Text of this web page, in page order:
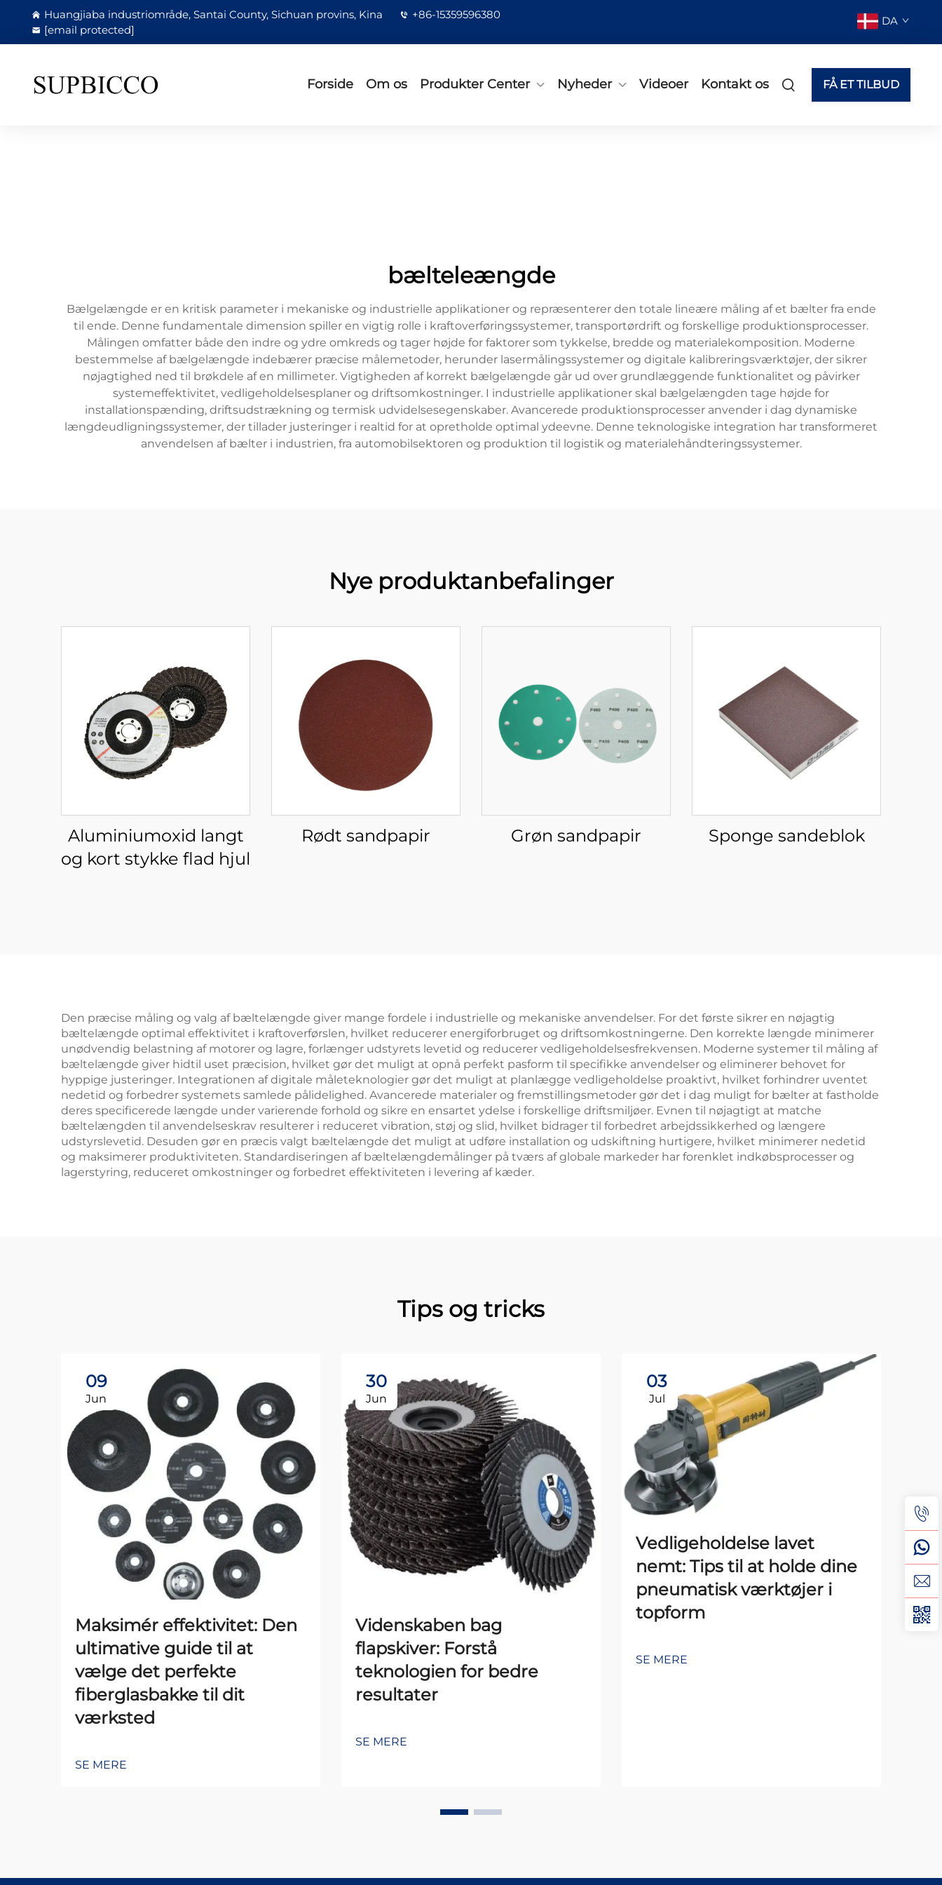
Huangjiaba industriområde, Santai County, Sichuan provins, Kina
+86-15359596380
[email protected]
DA
Forside Om os Produkter Center Nyheder Videoer Kontakt os FÅ ET TILBUD
bælteleængde
Bælgelængde er en kritisk parameter i mekaniske og industrielle applikationer og repræsenterer den totale lineære måling af et bælter fra ende
til ende. Denne fundamentale dimension spiller en vigtig rolle i kraftoverføringssystemer, transportørdrift og forskellige produktionsprocesser.
Målingen omfatter både den indre og ydre omkreds og tager højde for faktorer som tykkelse, bredde og materialekomposition. Moderne
bestemmelse af bælgelængde indebærer præcise målemetoder, herunder lasermålingssystemer og digitale kalibreringsværktøjer, der sikrer
nøjagtighed ned til brøkdele af en millimeter. Vigtigheden af korrekt bælgelængde går ud over grundlæggende funktionalitet og påvirker
systemeffektivitet, vedligeholdelsesplaner og driftsomkostninger. I industrielle applikationer skal bælgelængden tage højde for
installationspænding, driftsudstrækning og termisk udvidelsesegenskaber. Avancerede produktionsprocesser anvender i dag dynamiske
længdeudligningssystemer, der tillader justeringer i realtid for at opretholde optimal ydeevne. Denne teknologiske integration har transformeret
anvendelsen af bælter i industrien, fra automobilsektoren og produktion til logistik og materialehåndteringssystemer.
Nye produktanbefalinger
Aluminiumoxid langt
og kort stykke flad hjul
Rødt sandpapir Grøn sandpapir Sponge sandeblok
Den præcise måling og valg af bæltelængde giver mange fordele i industrielle og mekaniske anvendelser. For det første sikrer en nøjagtig
bæltelængde optimal effektivitet i kraftoverførslen, hvilket reducerer energiforbruget og driftsomkostningerne. Den korrekte længde minimerer
unødvendig belastning af motorer og lagre, forlænger udstyrets levetid og reducerer vedligeholdelsesfrekvensen. Moderne systemer til måling af
bæltelængde giver hidtil uset præcision, hvilket gør det muligt at opnå perfekt pasform til specifikke anvendelser og eliminerer behovet for
hyppige justeringer. Integrationen af digitale måleteknologier gør det muligt at planlægge vedligeholdelse proaktivt, hvilket forhindrer uventet
nedetid og forbedrer systemets samlede pålidelighed. Avancerede materialer og fremstillingsmetoder gør det i dag muligt for bælter at fastholde
deres specificerede længde under varierende forhold og sikre en ensartet ydelse i forskellige driftsmiljøer. Evnen til nøjagtigt at matche
bæltelængden til anvendelseskrav resulterer i reduceret vibration, støj og slid, hvilket bidrager til forbedret arbejdssikkerhed og længere
udstyrslevetid. Desuden gør en præcis valgt bæltelængde det muligt at udføre installation og udskiftning hurtigere, hvilket minimerer nedetid
og maksimerer produktiviteten. Standardiseringen af bæltelængdemålinger på tværs af globale markeder har forenklet indkøbsprocesser og
lagerstyring, reduceret omkostninger og forbedret effektiviteten i levering af kæder.
Tips og tricks
09
Jun
Maksimér effektivitet: Den
ultimative guide til at
vælge det perfekte
fiberglasbakke til dit
værksted
SE MERE
30
Jun
Videnskaben bag
flapskiver: Forstå
teknologien for bedre
resultater
SE MERE
03
Jul
Vedligeholdelse lavet
nemt: Tips til at holde dine
pneumatisk værktøjer i
topform
SE MERE